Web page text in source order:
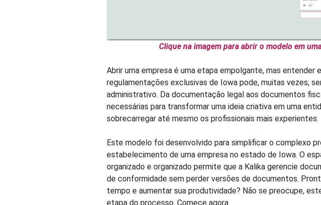
Clique na imagem para abrir o modelo em
Abrir uma empresa é uma etapa empolgante, mas entender
regulamentações exclusivas de Iowa pode, muitas vezes,
administrativo. Da documentação legal aos documentos
necessárias para transformar uma ideia criativa em uma
sobrecarregar até mesmo os profissionais mais experientes.
Este modelo foi desenvolvido para simplificar o complexo
estabelecimento de uma empresa no estado de Iowa. O
organizado e organizado permite que a Kalika gerencie
de conformidade sem perder versões de documentos.
tempo e aumentar sua produtividade? Não se preocupe,
etapa do processo. Comece agora